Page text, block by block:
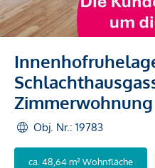
Zimmerwohnung
Obj. Nr.: 19783
ca. 48,64 m² Wohnfläche